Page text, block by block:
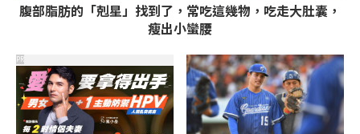
腹部脂肪的「剋星」找到了，常吃這幾物，吃走大肚囊，
瘦出小蠻腰
PR